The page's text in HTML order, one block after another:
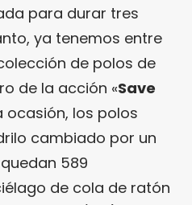
para durar tres
ya tenemos entre
de polos de
de la acción «Save
ocasión, los polos
cambiado por un
589
de cola de ratón